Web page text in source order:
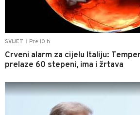
SVIJET Pre 10 h
Crveni alarm za cijelu Italiju:
prelaze 60 stepeni, ima i žrtava